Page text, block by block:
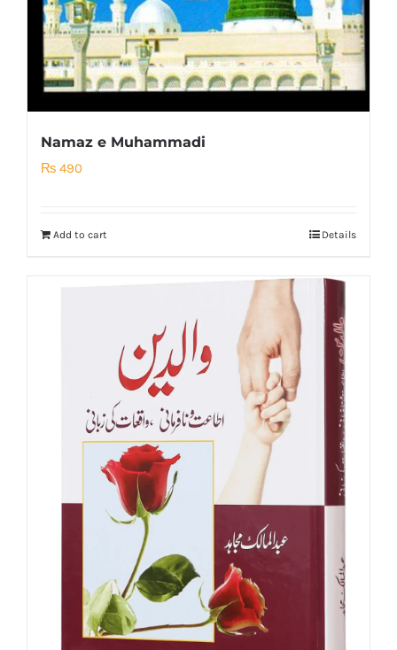
Namaz e Muhammadi
₨ 490
Add to cart Details